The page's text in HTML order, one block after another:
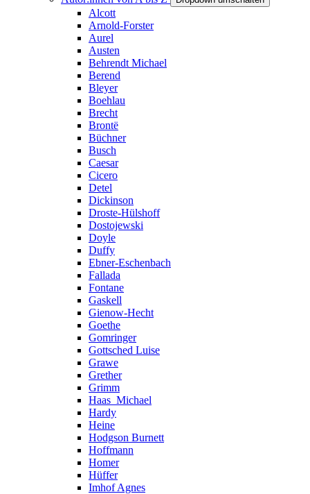
Alcott
Arnold-Forster
Aurel
Austen
Behrendt Michael
Berend
Bleyer
Boehlau
Brecht
Brontë
Büchner
Busch
Caesar
Cicero
Detel
Dickinson
Droste-Hülshoff
Dostojewski
Doyle
Duffy
Ebner-Eschenbach
Fallada
Fontane
Gaskell
Gienow-Hecht
Goethe
Gomringer
Gottsched Luise
Grawe
Grether
Grimm
Haas_Michael
Hardy
Heine
Hodgson Burnett
Hoffmann
Homer
Hüffer
Imhof Agnes